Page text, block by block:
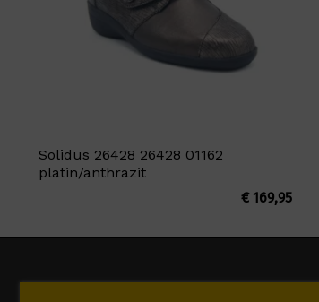
Solidus 26428 26428 01162
platin/anthrazit
€169,95